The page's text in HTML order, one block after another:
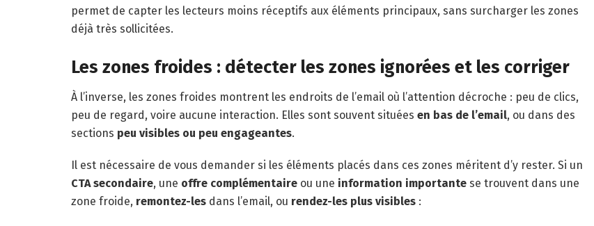
permet de capter les lecteurs moins réceptifs aux éléments principaux, sans surcharger les zones
déjà très sollicitées.
Les zones froides : détecter les zones ignorées et les corriger
À l’inverse, les zones froides montrent les endroits de l’email où l’attention décroche : peu de clics,
peu de regard, voire aucune interaction. Elles sont souvent situées en bas de l’email, ou dans des
sections peu visibles ou peu engageantes.
Il est nécessaire de vous demander si les éléments placés dans ces zones méritent d’y rester. Si un
CTA secondaire, une offre complémentaire ou une information importante se trouvent dans une
zone froide, remontez-les dans l’email, ou rendez-les plus visibles :